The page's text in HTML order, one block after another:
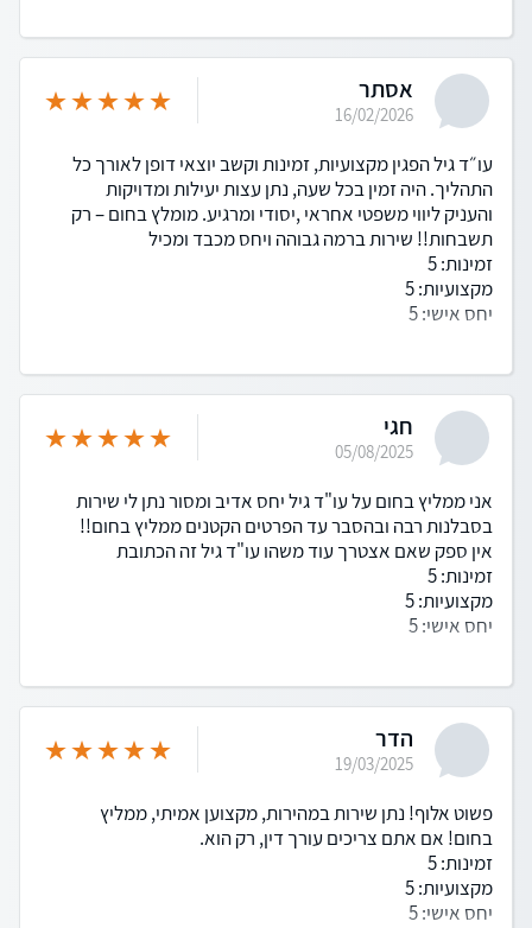
אסתר
16/02/2026
עו״ד גיל הפגין מקצועיות, זמינות וקשב יוצאי דופן לאורך כל
התהליך. היה זמין בכל שעה, נתן עצות יעילות ומדויקות
והעניק ליווי משפטי אחראי ,יסודי ומרגיע. מומלץ בחום – רק
תשבחות!! שירות ברמה גבוהה ויחס מכבד ומכיל
זמינות: 5
מקצועיות: 5
יחס אישי: 5
חגי
05/08/2025
אני ממליץ בחום על עו"ד גיל יחס אדיב ומסור נתן לי שירות
בסבלנות רבה ובהסבר עד הפרטים הקטנים ממליץ בחום!!
אין ספק שאם אצטרך עוד משהו עו"ד גיל זה הכתובת
זמינות: 5
מקצועיות: 5
יחס אישי: 5
הדר
19/03/2025
פשוט אלוף! נתן שירות במהירות, מקצוען אמיתי, ממליץ
בחום! אם אתם צריכים עורך דין, רק הוא.
זמינות: 5
מקצועיות: 5
יחס אישי: 5